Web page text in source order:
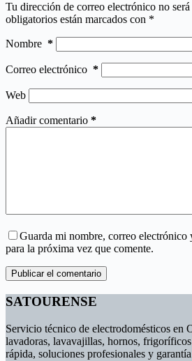
Tu dirección de correo electrónico no
obligatorios están marcados con *
Nombre *
Correo electrónico *
Web
Añadir comentario *
Guarda mi nombre, correo electrónico
para la próxima vez que comente.
Publicar el comentario
SATOURENSE
Servicio técnico de electrodomésticos en
lavadoras, lavavajillas, hornos,
rápida, soluciones profesionales y